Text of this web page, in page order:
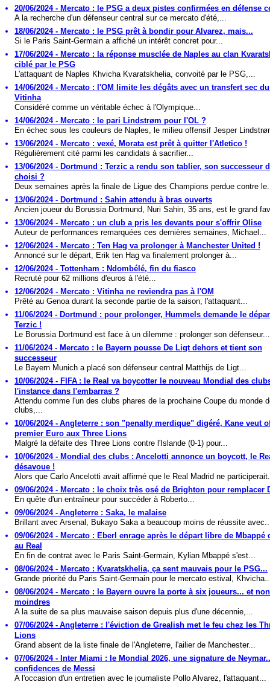
20/06/2024 - Mercato : le PSG a deux pistes confirmées en défense
A la recherche d'un défenseur central sur ce mercato d'été,...
18/06/2024 - Mercato : le PSG prêt à bondir pour Alvarez, mais...
Si le Paris Saint-Germain a affiché un intérêt concret pour...
17/06/2024 - Mercato : la réponse musclée de Naples au clan
ciblé par le PSG
L'attaquant de Naples Khvicha Kvaratskhelia, convoité par le PSG,...
14/06/2024 - Mercato : l'OM limite les dégâts avec un transfert sec
Vitinha
Considéré comme un véritable échec à l'Olympique...
14/06/2024 - Mercato : le pari Lindstrøm pour l'OL ?
En échec sous les couleurs de Naples, le milieu offensif Jesper
13/06/2024 - Mercato : vexé, Morata est prêt à quitter l'Atletico !
Régulièrement cité parmi les candidats à sacrifier...
13/06/2024 - Dortmund : Terzic a rendu son tablier, son successeur
choisi ?
Deux semaines après la finale de Ligue des Champions perdue contre
13/06/2024 - Dortmund : Sahin attendu à bras ouverts
Ancien joueur du Borussia Dortmund, Nuri Sahin, 35 ans, est le grand
13/06/2024 - Mercato : un club a pris les devants pour s'offrir Olise
Auteur de performances remarquées ces dernières semaines, Michael...
12/06/2024 - Mercato : Ten Hag va prolonger à Manchester United !
Annoncé sur le départ, Erik ten Hag va finalement prolonger à...
12/06/2024 - Tottenham : Ndombélé, fin du fiasco
Recruté pour 62 millions d'euros à l'été...
12/06/2024 - Mercato : Vitinha ne reviendra pas à l'OM
Prêté au Genoa durant la seconde partie de la saison, l'attaquant...
11/06/2024 - Dortmund : pour prolonger, Hummels demande le
Terzic !
Le Borussia Dortmund est face à un dilemme : prolonger son défenseur...
11/06/2024 - Mercato : le Bayern pousse De Ligt dehors et tient son
successeur
Le Bayern Munich a placé son défenseur central Matthijs de Ligt...
10/06/2024 - FIFA : le Real va boycotter le nouveau Mondial des
l'instance dans l'embarras ?
Attendu comme l'un des clubs phares de la prochaine Coupe du monde
clubs,...
10/06/2024 - Angleterre : son "penalty merdique" digéré, Kane veut
premier Euro aux Three Lions
Malgré la défaite des Three Lions contre l'Islande (0-1) pour...
10/06/2024 - Mondial des clubs : Ancelotti annonce un boycott, le
désavoue !
Alors que Carlo Ancelotti avait affirmé que le Real Madrid ne
09/06/2024 - Mercato : le choix très osé de Brighton pour remplacer
En quête d'un entraîneur pour succéder à Roberto...
09/06/2024 - Angleterre : Saka, le malaise
Brillant avec Arsenal, Bukayo Saka a beaucoup moins de réussite
09/06/2024 - Mercato : Eberl enrage après le départ libre de Mbappé
au Real
En fin de contrat avec le Paris Saint-Germain, Kylian Mbappé s'est...
08/06/2024 - Mercato : Kvaratskhelia, ça sent mauvais pour le PSG...
Grande priorité du Paris Saint-Germain pour le mercato estival,
08/06/2024 - Mercato : le Bayern ouvre la porte à six joueurs... et
moindres
A la suite de sa plus mauvaise saison depuis plus d'une décennie,...
07/06/2024 - Angleterre : l'éviction de Grealish met le feu chez les
Lions
Grand absent de la liste finale de l'Angleterre, l'ailier de Manchester...
07/06/2024 - Inter Miami : le Mondial 2026, une signature de
confidences de Messi
A l'occasion d'un entretien avec le journaliste Pollo Alvarez, l'attaquant...